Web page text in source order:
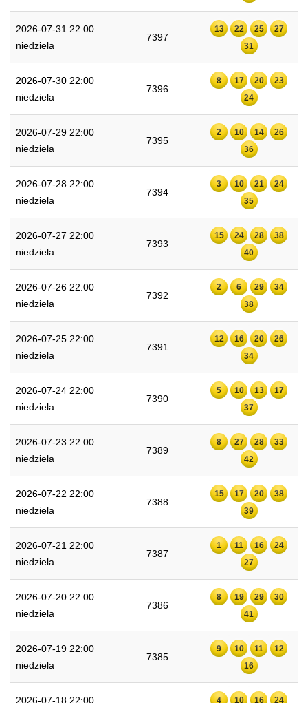
2026-07-31 22:00
niedziela
7397
13 22 25
27
31
2026-07-30 22:00
niedziela
7396
8 17 20
23
24
2026-07-29 22:00
niedziela
7395
2 10 14
26
36
2026-07-28 22:00
niedziela
7394
3 10 21
24
35
2026-07-27 22:00
niedziela
7393
15 24 28
38
40
2026-07-26 22:00
niedziela
7392
2 6 29
34
38
2026-07-25 22:00
niedziela
7391
12 16 20
26
34
2026-07-24 22:00
niedziela
7390
5 10 13
17
37
2026-07-23 22:00
niedziela
7389
8 27 28
33
42
2026-07-22 22:00
niedziela
7388
15 17 20
38
39
2026-07-21 22:00
niedziela
7387
1 11 16
24
27
2026-07-20 22:00
niedziela
7386
8 19 29
30
41
2026-07-19 22:00
niedziela
7385
9 10 11
12
16
2026-07-18 22:00 4 10 16 24